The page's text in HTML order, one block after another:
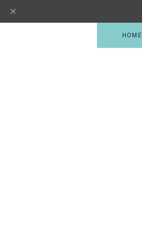
HOME